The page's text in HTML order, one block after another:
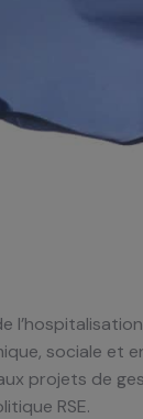
sociale et
projets de
RSE.